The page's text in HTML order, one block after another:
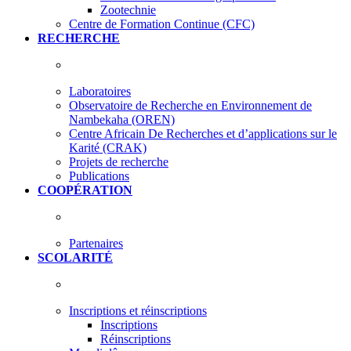
Zootechnie
Centre de Formation Continue (CFC)
RECHERCHE
Laboratoires
Observatoire de Recherche en Environnement de
Nambekaha (OREN)
Centre Africain De Recherches et d’applications sur le
Karité (CRAK)
Projets de recherche
Publications
COOPÉRATION
Partenaires
SCOLARITÉ
Inscriptions et réinscriptions
Inscriptions
Réinscriptions